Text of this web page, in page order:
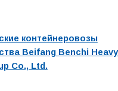
контейнеровозы
Beifang Benchi
Co., Ltd.